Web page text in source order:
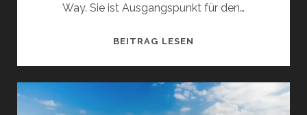
Way. Sie ist Ausgangspunkt für den…
BEITRAG LESEN
KILLARNEY